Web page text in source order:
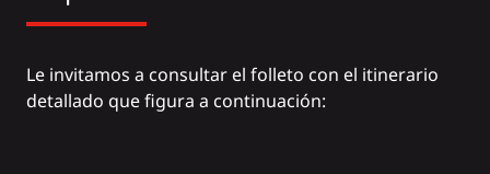
Le invitamos a consultar el folleto con el itinerario
detallado que figura a continuación: